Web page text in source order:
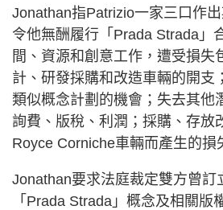
Jonathan指Patrizio一家三口作
令他無酬履行「Prada Strada」
間、資源和創意工作，遭受損失
計、研發採購和改造車輛的開支
類似概念計劃的機會；失去其他
詢費、版稅、利潤；採購、存放
Royce Corniche車輛而產生的損
Jonathan要求法庭裁定雙方曾訂
「Prada Strada」概念及相關版